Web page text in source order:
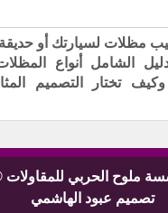
مظلات لسيارتك أو
الشامل أنواع
تختار التصميم
ملوح الحربي للمقاولات
تصميم عبود الهاشمي